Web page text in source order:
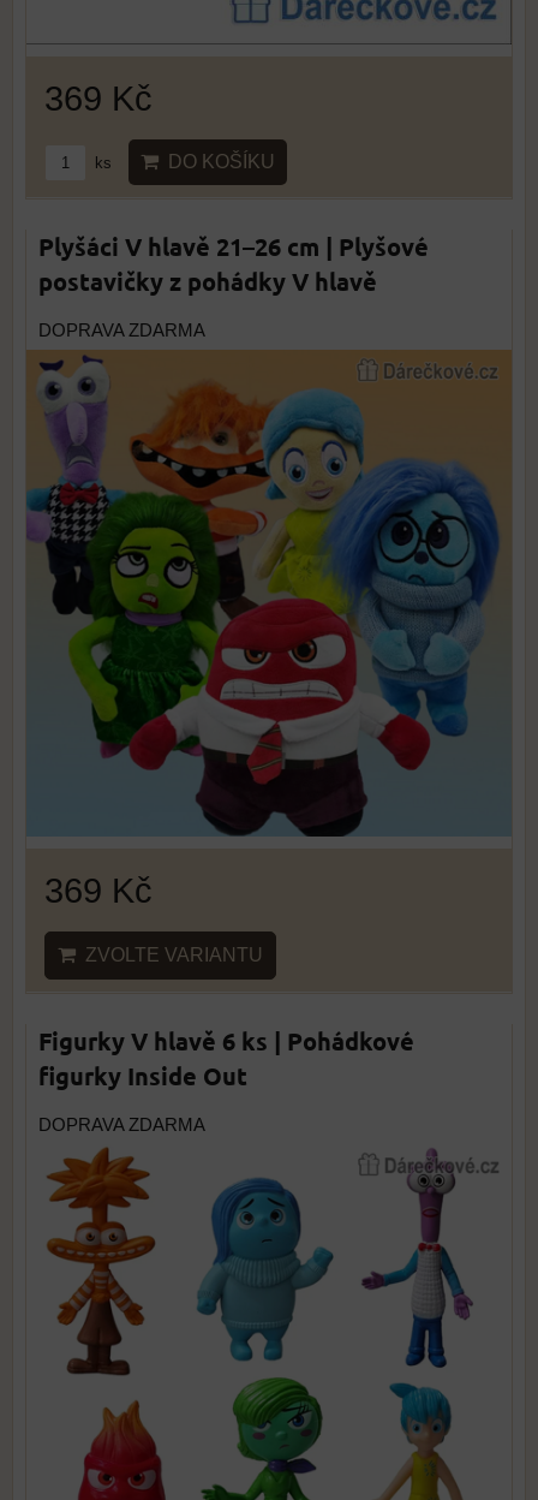
369 Kč
ks DO KOŠÍKU
Plyšáci V hlavě 21–26 cm | Plyšové
postavičky z pohádky V hlavě
DOPRAVA ZDARMA
369 Kč
ZVOLTE VARIANTU
Figurky V hlavě 6 ks | Pohádkové
figurky Inside Out
DOPRAVA ZDARMA